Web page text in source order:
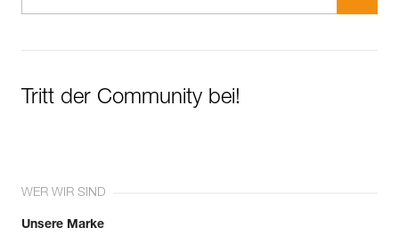
Tritt der Community bei!
WER WIR SIND
Unsere Marke